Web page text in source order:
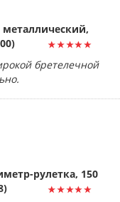
металлический,
бретелечной
рулетка, 150